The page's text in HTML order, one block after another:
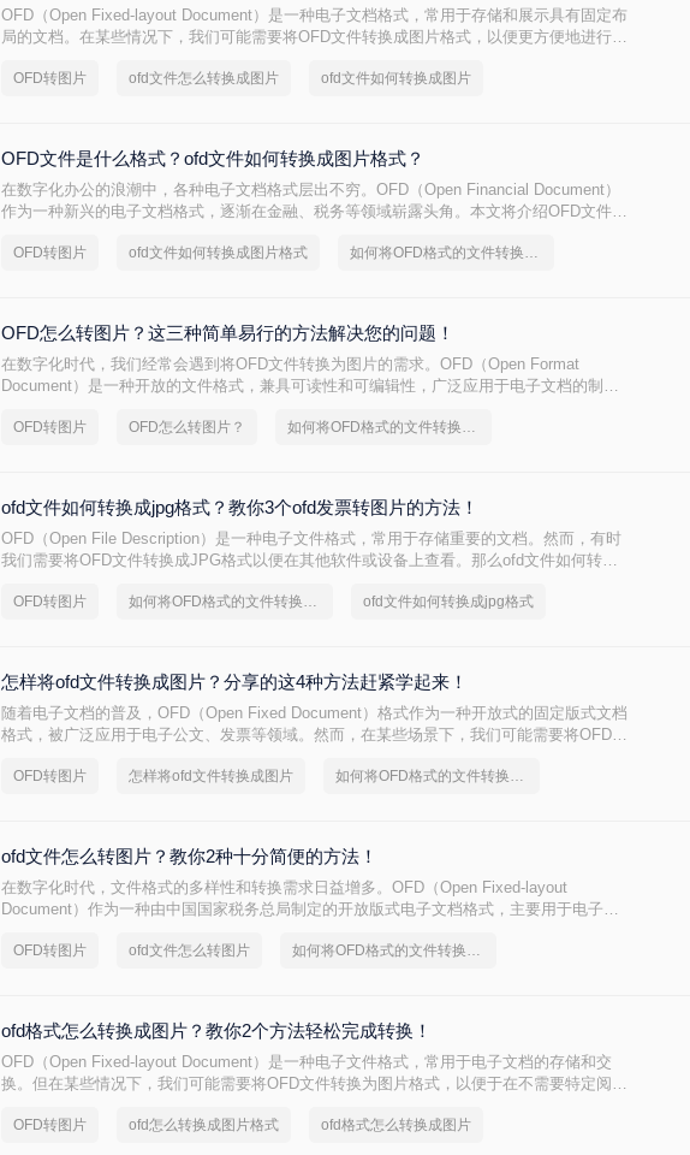
OFD（Open Fixed-layout Document）是一种电子文档格式，常用于存储和展示具有固定布
局的文档。在某些情况下，我们可能需要将OFD文件转换成图片格式，以便更方便地进行查
的方法。
OFD转图片 ofd文件怎么转换成图片 ofd文件如何转换成图片
OFD文件是什么格式？ofd文件如何转换成图片格式？
在数字化办公的浪潮中，各种电子文档格式层出不穷。OFD（Open Financial Document）
作为一种新兴的电子文档格式，逐渐在金融、税务等领域崭露头角。本文将介绍OFD文件格
OFD转图片 ofd文件如何转换成图片格式 如何将OFD格式的文件转换成图片
OFD怎么转图片？这三种简单易行的方法解决您的问题！
在数字化时代，我们经常会遇到将OFD文件转换为图片的需求。OFD（Open Format
Document）是一种开放的文件格式，兼具可读性和可编辑性，广泛应用于电子文档的制作
那么OFD怎么转图片呢？本文将介绍三种简单易行的方法，帮助您快速将OFD文件转换为
OFD转图片 OFD怎么转图片？ 如何将OFD格式的文件转换成图片
ofd文件如何转换成jpg格式？教你3个ofd发票转图片的方法！
OFD（Open File Description）是一种电子文件格式，常用于存储重要的文档。然而，有时
我们需要将OFD文件转换成JPG格式以便在其他软件或设备上查看。那么ofd文件如何转换
换。
OFD转图片 如何将OFD格式的文件转换成图片 ofd文件如何转换成jpg格式
怎样将ofd文件转换成图片？分享的这4种方法赶紧学起来！
随着电子文档的普及，OFD（Open Fixed Document）格式作为一种开放式的固定版式文档
格式，被广泛应用于电子公文、发票等领域。然而，在某些场景下，我们可能需要将OFD文
是一些将OFD文件转换成图片的有效方法。
OFD转图片 怎样将ofd文件转换成图片 如何将OFD格式的文件转换成图片
ofd文件怎么转图片？教你2种十分简便的方法！
在数字化时代，文件格式的多样性和转换需求日益增多。OFD（Open Fixed-layout
Document）作为一种由中国国家税务总局制定的开放版式电子文档格式，主要用于电子发
以便于查看、编辑或分享。本文将指导您ofd文件怎么转图片。
OFD转图片 ofd文件怎么转图片 如何将OFD格式的文件转换成图片
ofd格式怎么转换成图片？教你2个方法轻松完成转换！
OFD（Open Fixed-layout Document）是一种电子文件格式，常用于电子文档的存储和交
换。但在某些情况下，我们可能需要将OFD文件转换为图片格式，以便于在不需要特定阅读
介绍几种将OFD格式转换成图片的方法。
OFD转图片 ofd怎么转换成图片格式 ofd格式怎么转换成图片